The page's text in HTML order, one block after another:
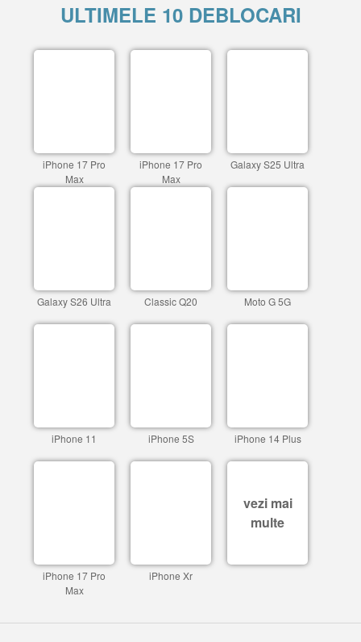
ULTIMELE 10 DEBLOCARI
iPhone 17 Pro
Max
iPhone 17 Pro
Max
Galaxy S25 Ultra
Galaxy S26 Ultra Classic Q20 Moto G 5G
iPhone 11 iPhone 5S iPhone 14 Plus
iPhone 17 Pro
Max
iPhone Xr
vezi mai
multe